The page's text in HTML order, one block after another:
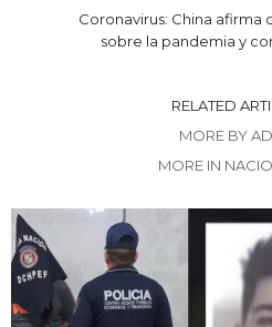
Coronavirus: China afirma
sobre la pandemia y
RELATED
MORE BY
MORE IN